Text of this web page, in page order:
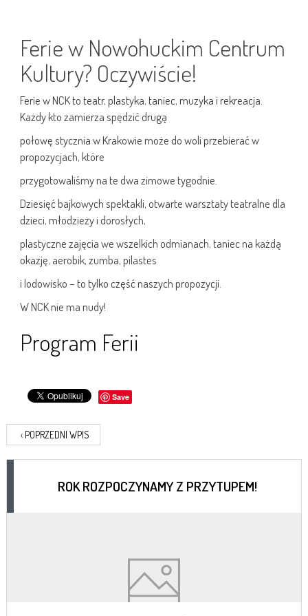
Ferie w Nowohuckim Centrum
Kultury? Oczywiście!
Ferie w NCK to teatr, plastyka, taniec, muzyka i rekreacja.
Każdy kto zamierza spędzić drugą
połowę stycznia w Krakowie może do woli przebierać w
propozycjach, które
przygotowaliśmy na te dwa zimowe tygodnie.
Dziesięć bajkowych spektakli, otwarte warsztaty teatralne dla
dzieci, młodzieży i dorosłych,
plastyczne zajęcia we wszelkich odmianach, taniec na każdą
okazję, aerobik, zumba, pilastes
i lodowisko – to tylko część naszych propozycji.
W NCK nie ma nudy!
Program Ferii
Save
‹ POPRZEDNI WPIS
ROK ROZPOCZYNAMY Z PRZYTUPEM!